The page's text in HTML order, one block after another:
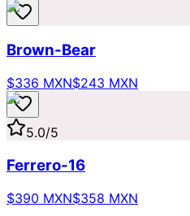
Brown-Bear
$336 MXN$243 MXN
5.0/5
Ferrero-16
$390 MXN$358 MXN